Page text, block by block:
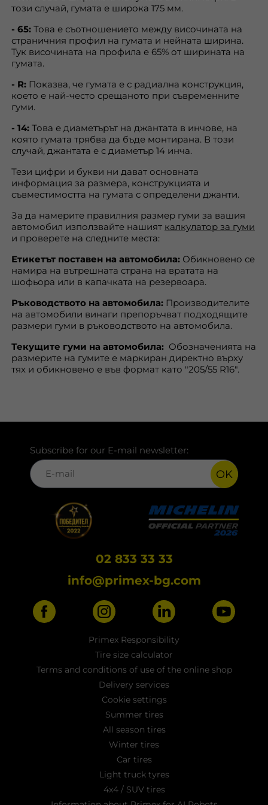
този случай, гумата е широка 175 мм.
- 65: Това е съотношението между височината на
страничния профил на гумата и нейната ширина.
Тук височината на профила е 65% от ширината на
гумата.
- R: Показва, че гумата е с радиална конструкция,
което е най-често срещаното при съвременните
гуми.
- 14: Това е диаметърът на джантата в инчове, на
която гумата трябва да бъде монтирана. В този
случай, джантата е с диаметър 14 инча.
Тези цифри и букви ни дават основната
информация за размера, конструкцията и
съвместимостта на гумата с определени джанти.
За да намерите правилния размер гуми за вашия
автомобил използвайте нашият калкулатор за гуми
и проверете на следните места:
Етикетът поставен на автомобила: Обикновено се
намира на вътрешната страна на вратата на
шофьора или в капачката на резервоара.
Ръководството на автомобила: Производителите
на автомобили винаги препоръчват подходящите
размери гуми в ръководството на автомобила.
Текущите гуми на автомобила: Обозначенията на
размерите на гумите е маркиран директно върху
тях и обикновено е във формат като "205/55 R16".
Subscribe for our E-mail newsletter:
OK
02 833 33 33
info@primex-bg.com
Primex Responsibility
Tire size calculator
Terms and conditions of use of the online shop
Delivery services
Cookie settings
Summer tires
All season tires
Winter tires
Car tires
Light truck tyres
4x4 / SUV tires